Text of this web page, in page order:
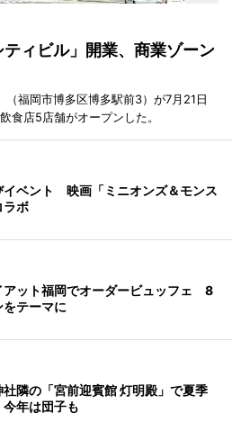
ィビル」開業、商業ゾーン
福岡市博多区博多駅前3）が7月21日
食店5店舗がオープンした。
イベント 映画「ミニオンズ＆モンス
ラボ
アット福岡でオーダービュッフェ 8
をテーマに
隣の「宮前迎賓館 灯明殿」で夏季
年は団子も